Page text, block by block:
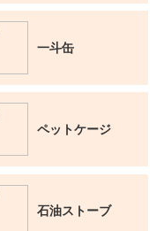
一斗缶
ペットケージ
石油ストーブ